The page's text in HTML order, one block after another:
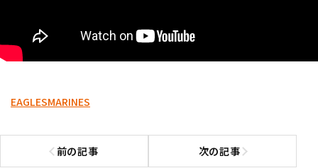
EAGLESMARINES
前の記事
前の記事へ 次の記事次の記事へ